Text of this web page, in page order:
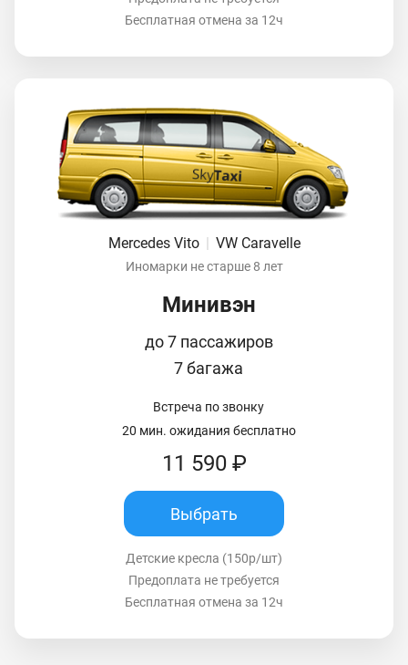
Бесплатная отмена за 12ч
Mercedes Vito VW Caravelle
Иномарки не старше 8 лет
Минивэн
до 7 пассажиров
7 багажа
Встреча по звонку
20 мин. ожидания бесплатно
11 590 ₽
Выбрать
Детские кресла (150р/шт)
Предоплата не требуется
Бесплатная отмена за 12ч